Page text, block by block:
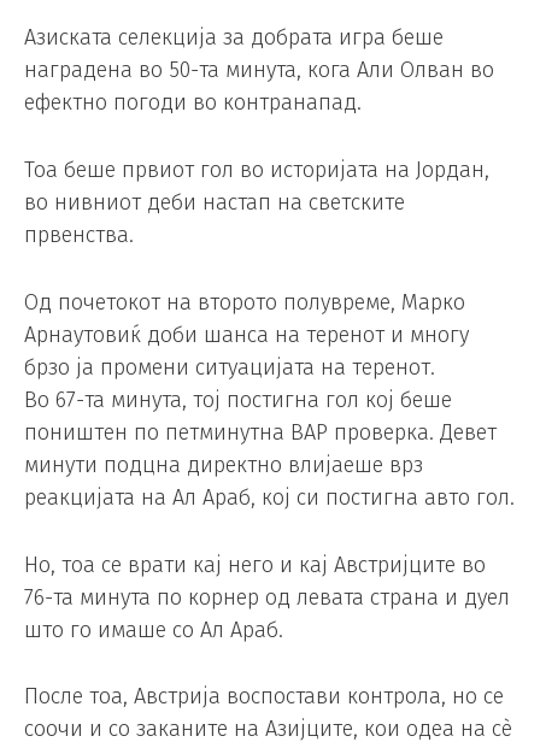
Азиската селекција за добрата игра беше
наградена во 50-та минута, кога Али Олван во
ефектно погоди во контранапад.
Тоа беше првиот гол во историјата на Јордан,
во нивниот деби настап на светските
првенства.
Од почетокот на второто полувреме, Марко
Арнаутовиќ доби шанса на теренот и многу
брзо ја промени ситуацијата на теренот.
Во 67-та минута, тој постигна гол кој беше
поништен по петминутна ВАР проверка. Девет
минути подцна директно влијаеше врз
реакцијата на Ал Араб, кој си постигна авто гол.
Но, тоа се врати кај него и кај Австријците во
76-та минута по корнер од левата страна и дуел
што го имаше со Ал Араб.
После тоа, Австрија воспостави контрола, но се
соочи и со заканите на Азијците, кои одеа на сè